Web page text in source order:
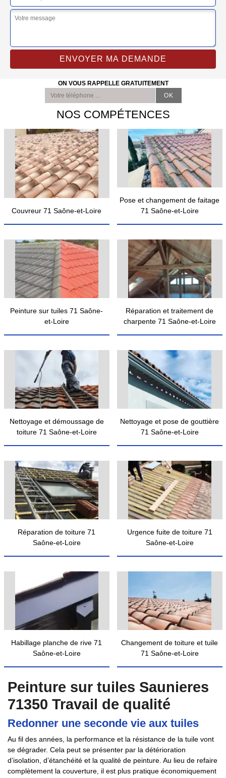
ON VOUS RAPPELLE GRATUITEMENT
NOS COMPÉTENCES
Couvreur 71 Saône-et-Loire
Pose et changement de faitage
71 Saône-et-Loire
Peinture sur tuiles 71 Saône-
et-Loire
Réparation et traitement de
charpente 71 Saône-et-Loire
Nettoyage et démoussage de
toiture 71 Saône-et-Loire
Nettoyage et pose de gouttière
71 Saône-et-Loire
Réparation de toiture 71
Saône-et-Loire
Urgence fuite de toiture 71
Saône-et-Loire
Habillage planche de rive 71
Saône-et-Loire
Changement de toiture et tuile
71 Saône-et-Loire
Peinture sur tuiles Saunieres
71350 Travail de qualité
Redonner une seconde vie aux tuiles
Au fil des années, la performance et la résistance de la tuile vont
se dégrader. Cela peut se présenter par la détérioration
d’isolation, d’étanchéité et la qualité de peinture. Au lieu de refaire
complètement la couverture, il est plus pratique économiquement